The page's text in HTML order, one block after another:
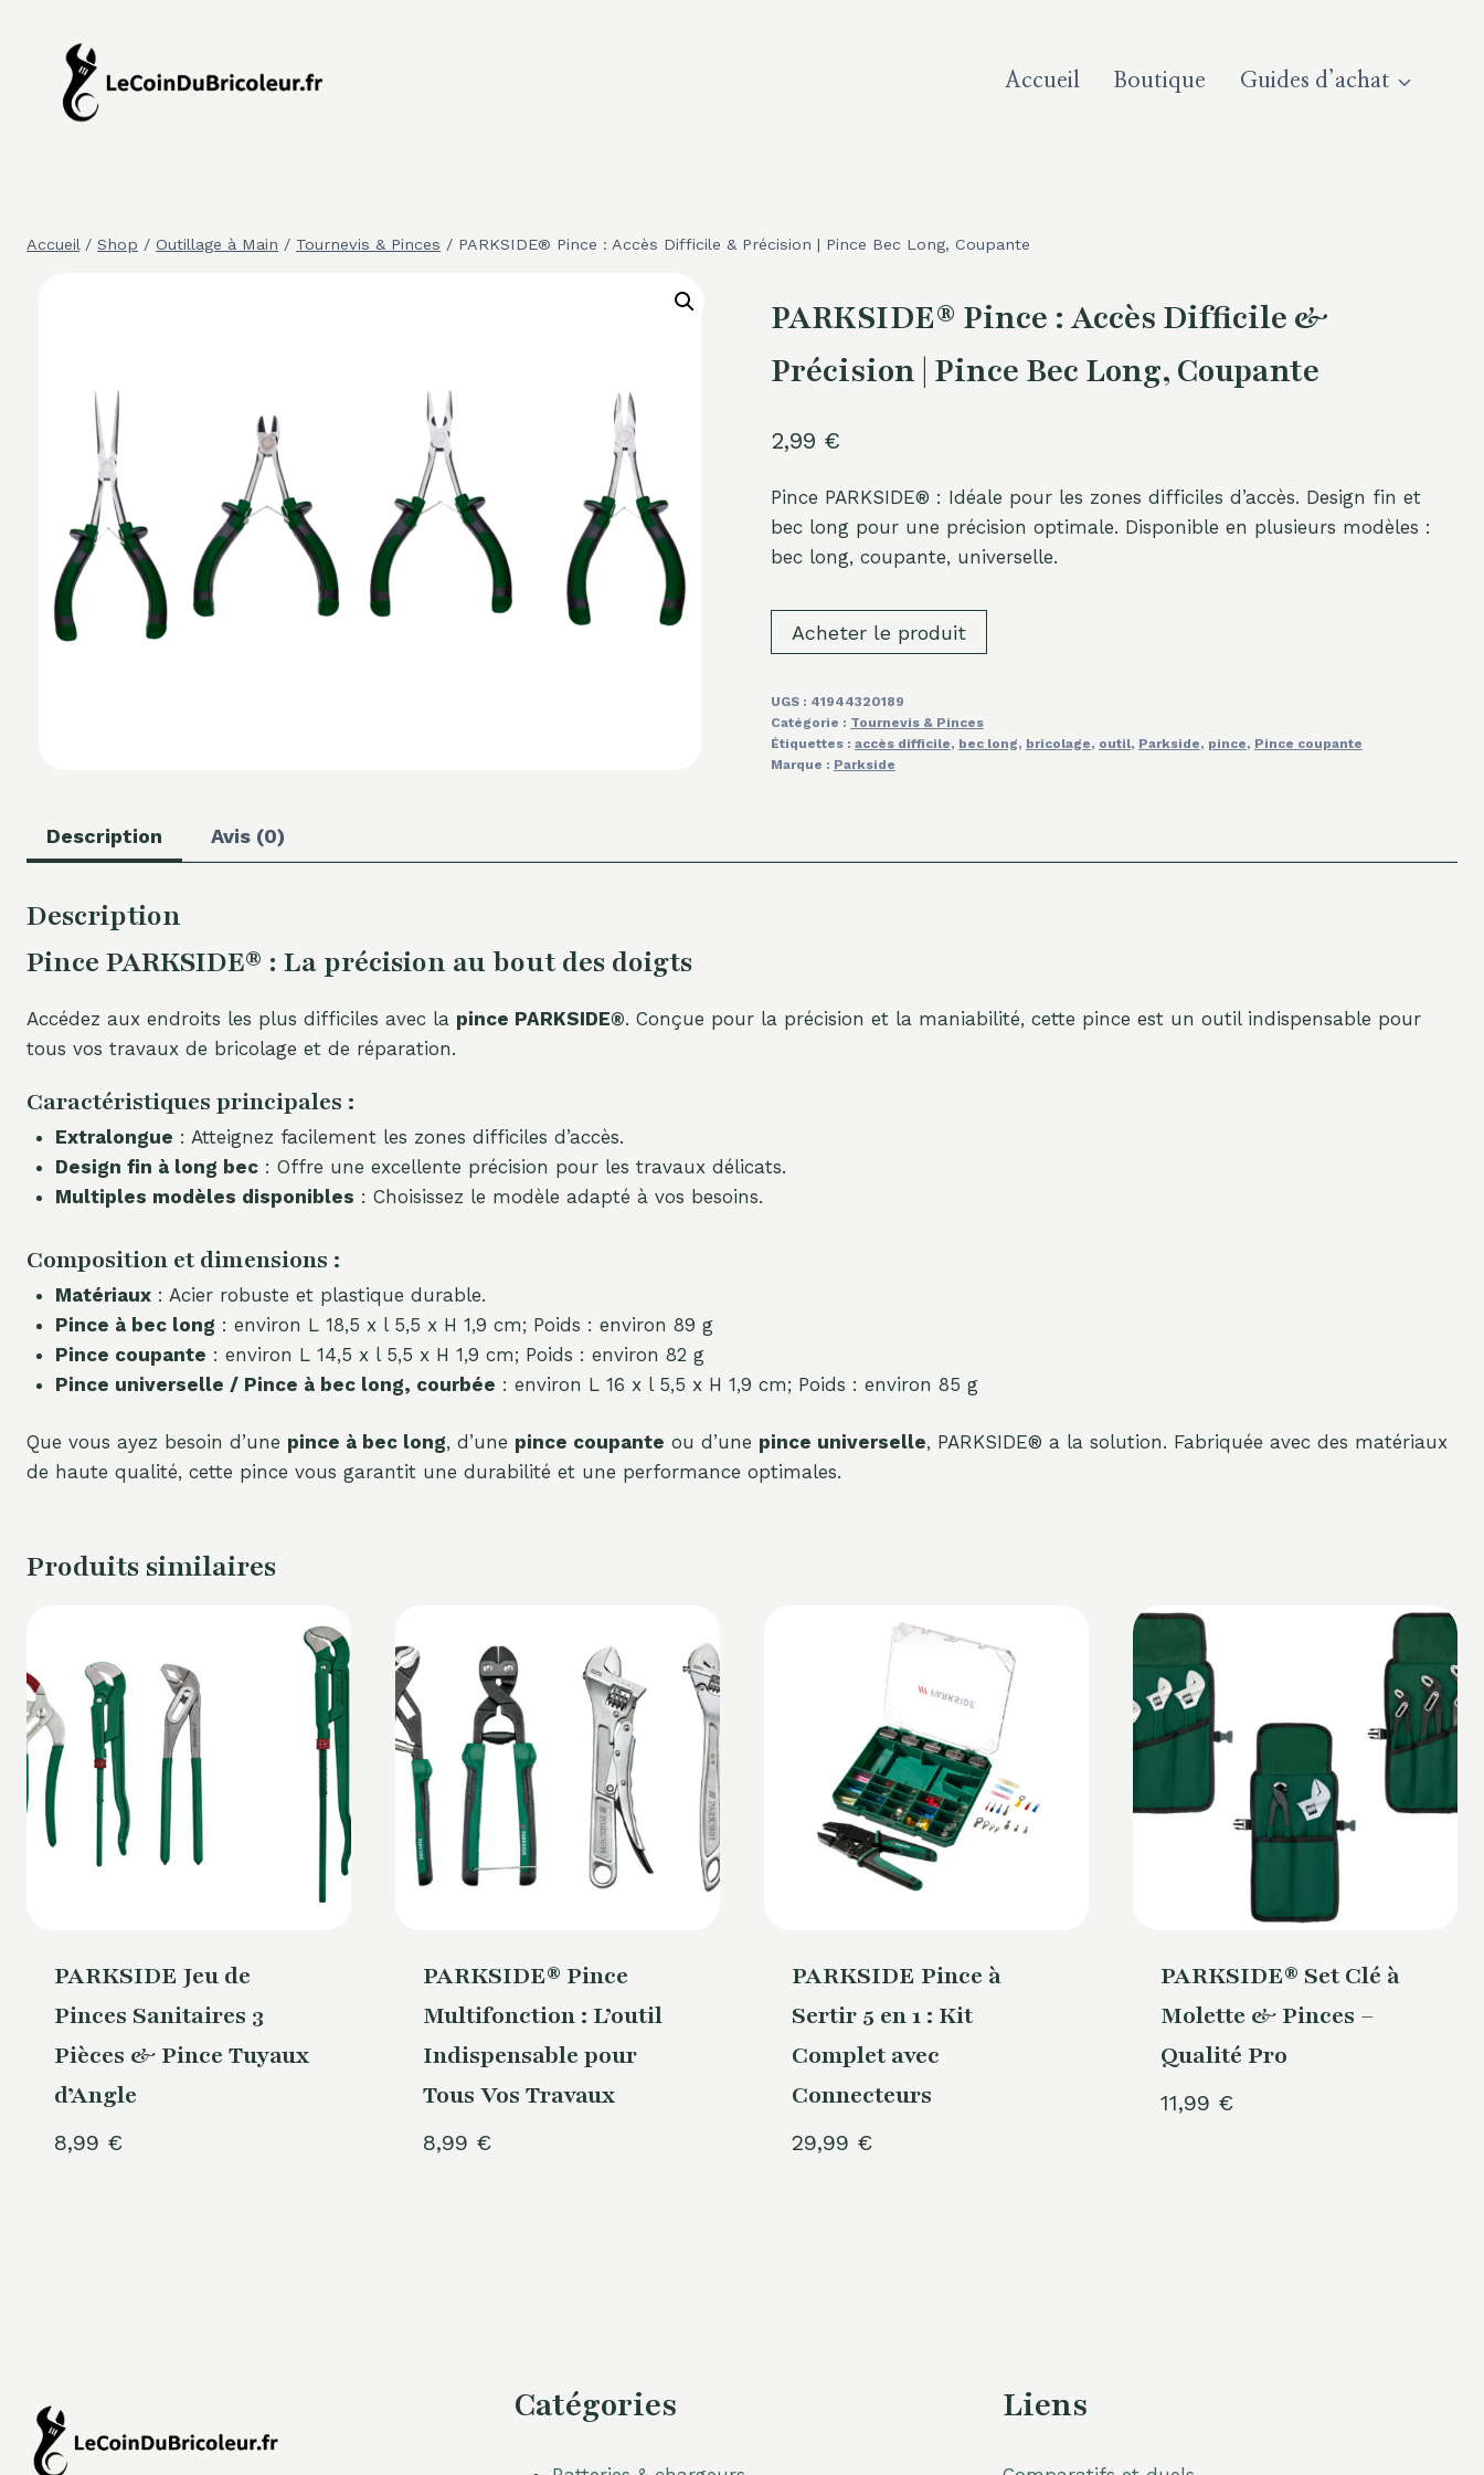
contenu
Accueil Boutique Guides d’achat
Accueil / Shop / Outillage à Main / Tournevis & Pinces / PARKSIDE® Pince : Accès Difficile & Précision | Pince Bec Long, Coupante
PARKSIDE® Pince : Accès Difficile &
Précision | Pince Bec Long, Coupante
2,99 €
Pince PARKSIDE® : Idéale pour les zones difficiles d’accès. Design fin et
bec long pour une précision optimale. Disponible en plusieurs modèles :
bec long, coupante, universelle.
Acheter le produit
UGS : 41944320189
Catégorie : Tournevis & Pinces
Étiquettes : accès difficile, bec long, bricolage, outil, Parkside, pince, Pince coupante
Marque : Parkside
Description Avis (0)
Description
Pince PARKSIDE® : La précision au bout des doigts
Accédez aux endroits les plus difficiles avec la pince PARKSIDE®. Conçue pour la précision et la maniabilité, cette pince est un outil indispensable pour
tous vos travaux de bricolage et de réparation.
Caractéristiques principales :
Extralongue : Atteignez facilement les zones difficiles d’accès.
Design fin à long bec: Offre une excellente précision pour les travaux délicats.
Multiples modèles disponibles : Choisissez le modèle adapté à vos besoins.
Composition et dimensions :
Matériaux: Acier robuste et plastique durable.
Pince à bec long : environ L 18,5 x l 5,5 x H 1,9 cm; Poids : environ 89 g
Pince coupante : environ L 14,5 x l 5,5 x H 1,9 cm; Poids : environ 82 g
Pince universelle / Pince à bec long, courbée : environ L 16 x l 5,5 x H 1,9 cm; Poids : environ 85 g
Que vous ayez besoin d’une pince à bec long, d’une pince coupante ou d’une pince universelle, PARKSIDE® a la solution. Fabriquée avec des matériaux
de haute qualité, cette pince vous garantit une durabilité et une performance optimales.
Produits similaires
PARKSIDE Jeu de
Pinces Sanitaires 3
Pièces & Pince Tuyaux
d’Angle
8,99 €
PARKSIDE® Pince
Multifonction : L’outil
Indispensable pour
Tous Vos Travaux
8,99 €
PARKSIDE Pince à
Sertir 5 en 1 : Kit
Complet avec
Connecteurs
29,99 €
PARKSIDE® Set Clé à
Molette & Pinces –
Qualité Pro
11,99 €
Catégories Liens